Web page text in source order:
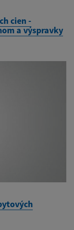
cien -
a výspravky